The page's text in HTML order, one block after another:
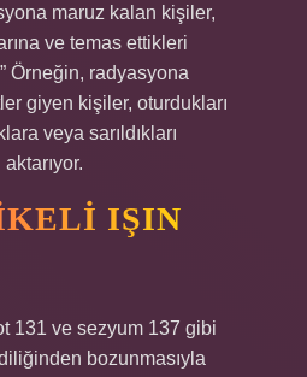
maruz kalan kişiler,
ve temas ettikleri
Örneğin, radyasyona
giyen kişiler, oturdukları
veya sarıldıkları
IŞIN
131 ve sezyum 137 gibi
bozunmasıyla